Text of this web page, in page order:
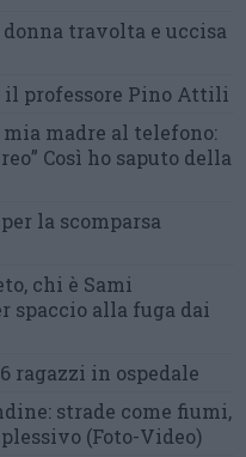
donna travolta e uccisa
il professore Pino Attili
madre al telefono:
Così ho saputo della
la scomparsa
chi è Sami
spaccio alla fuga dai
6 ragazzi in ospedale
strade come fiumi,
(Foto-Video)